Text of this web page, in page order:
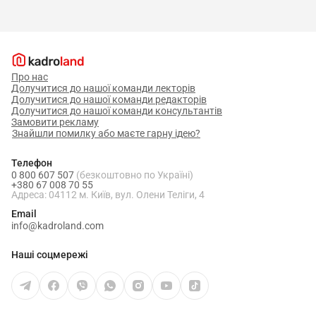
працівникам проводяться нарахування та
виплата компенсації втрати частини заробітної
плати у зв’язку з порушенням строків її виплати.
4.Відповідальність
ТОВ несуть відповідальність за:
- забезпечення нарахування та виплати
заробітної плати відповідно до законодавства
України та цього Положення;
- своєчасне затвердження та підписання
документів, що служить підставою при її
нарахуванні;
Про нас
Долучитися до нашої команди лекторів
Долучитися до нашої команди редакторів
Долучитися до нашої команди консультантів
Замовити рекламу
Знайшли помилку або маєте гарну ідею?
Телефон
0 800 607 507 (безкоштовно по Україні)
+380 67 008 70 55
Адреса: 04112 м. Київ, вул. Олени Теліги, 4
Email
info@kadroland.com
Наші соцмережі